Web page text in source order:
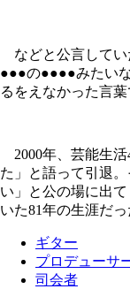
などと公言して
●●●の●●●●みたい
るをえなかった言
2000年、芸能生活
た」と語って引退
い」と公の場に出
いた81年の生涯だっ
ギター
プロデューサ
司会者